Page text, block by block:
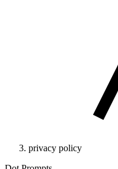
privacy policy